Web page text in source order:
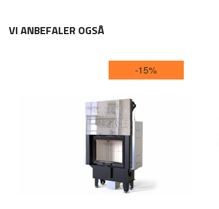
VI ANBEFALER OGSÅ
-15%